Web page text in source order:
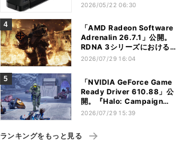
2026/05/22 06:30
「AMD Radeon Software
Adrenalin 26.7.1」公開。
RDNA 3シリーズにおける不
具合多数解消
2026/07/29 16:04
「NVIDIA GeForce Game
Ready Driver 610.88」公
開。『Halo: Campaign
Evolved』など対応
2026/07/29 15:39
ランキングをもっと見る